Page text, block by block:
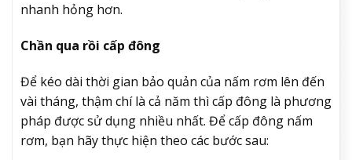
nhanh hỏng hơn.
Chần qua rồi cấp đông
Để kéo dài thời gian bảo quản của nấm rơm lên đến
vài tháng, thậm chí là cả năm thì cấp đông là phương
pháp được sử dụng nhiều nhất. Để cấp đông nấm
rơm, bạn hãy thực hiện theo các bước sau: